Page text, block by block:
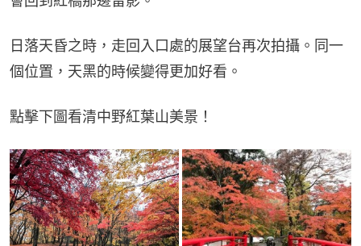
日落天昏之時，走回入口處的展望台再次拍攝。同一
個位置，天黑的時候變得更加好看。
點擊下圖看清中野紅葉山美景！